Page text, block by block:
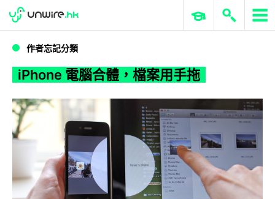
iPhone 電腦合體，檔案用手拖
WWDC 2026 ERP 與商業 AI
作者忘記分類
iPhone 電腦合體，檔案用手拖